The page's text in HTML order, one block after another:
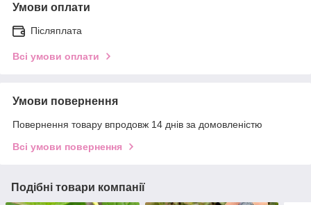
Умови оплати
Післяплата
Всі умови оплати
Умови повернення
Повернення товару впродовж 14 днів за домовленістю
Всі умови повернення
Подібні товари компанії